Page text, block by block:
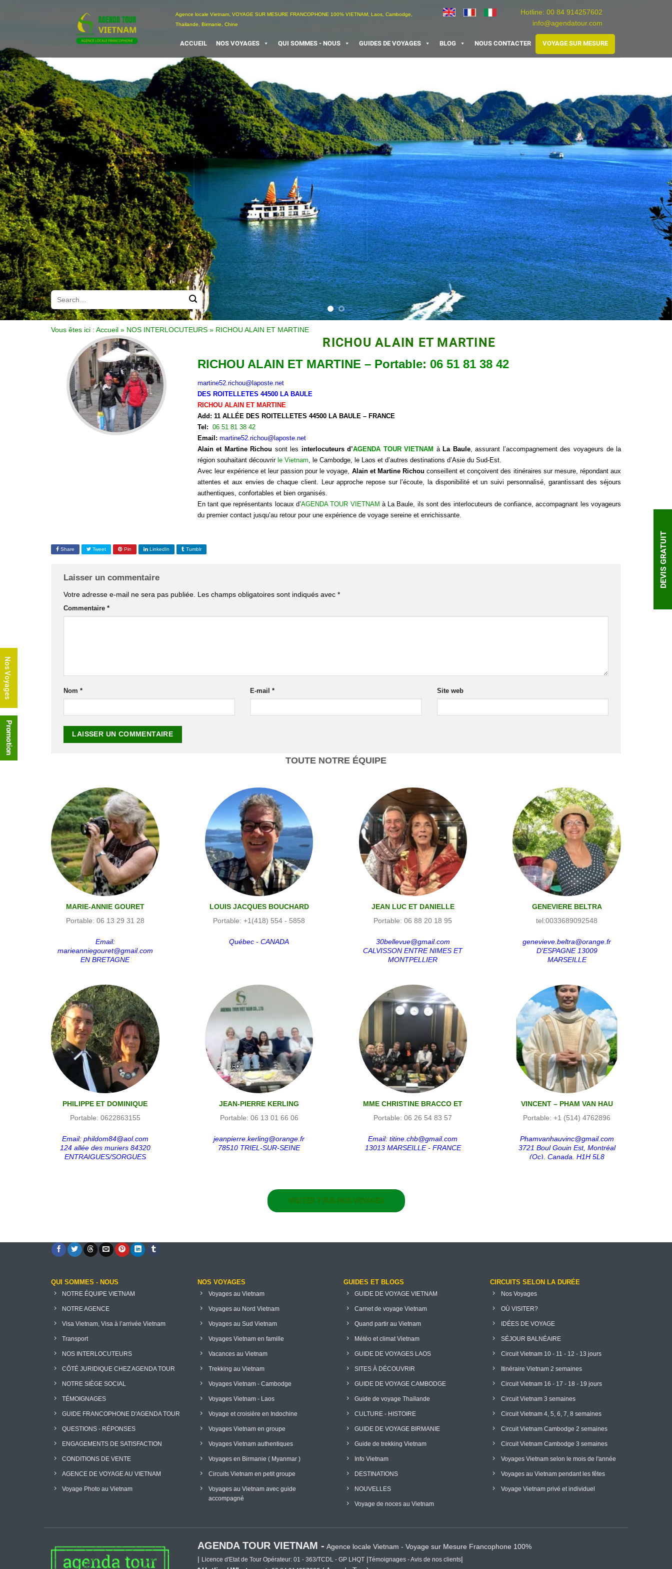
Agence locale Vietnam, VOYAGE SUR MESURE FRANCOPHONE 100% VIETNAM, Laos, Cambodge,
Thailande, Birmanie, Chine
voyage
au
Hotline:00 84 914257602
info@agendatour.com
ACCUEIL NOS VOYAGES QUI SOMMES - NOUS GUIDES DE VOYAGES BLOG NOUS CONTACTER VOYAGE SUR MESURE
Vous êtes ici : Accueil » NOS INTERLOCUTEURS » RICHOU ALAIN ET MARTINE
RICHOU ALAIN ET MARTINE
RICHOU ALAIN ET MARTINE – Portable: 06 51 81 38 42
martine52.richou@laposte.net
DES ROITELLETES 44500 LA BAULE
RICHOU ALAIN ET MARTINE
Add: 11 ALLÉE DES ROITELLETES 44500 LA BAULE – FRANCE
Tel: 06 51 81 38 42
Email: martine52.richou@laposte.net
Alain et Martine Richou sont les interlocuteurs d’AGENDA TOUR VIETNAM à La Baule, assurant l’accompagnement des voyageurs de la
région souhaitant découvrir le Vietnam, le Cambodge, le Laos et d’autres destinations d’Asie du Sud-Est.
Avec leur expérience et leur passion pour le voyage, Alain et Martine Richou conseillent et conçoivent des itinéraires sur mesure, répondant aux
attentes et aux envies de chaque client. Leur approche repose sur l’écoute, la disponibilité et un suivi personnalisé, garantissant des séjours
authentiques, confortables et bien organisés.
En tant que représentants locaux d’AGENDA TOUR VIETNAM à La Baule, ils sont des interlocuteurs de confiance, accompagnant les voyageurs
du premier contact jusqu’au retour pour une expérience de voyage sereine et enrichissante.
Share Tweet Pin LinkedIn Tumblr
Laisser un commentaire
Votre adresse e-mail ne sera pas publiée. Les champs obligatoires sont indiqués avec *
Commentaire *
Nom * E-mail* Site web
TOUTE NOTRE ÉQUIPE
MARIE-ANNIE GOURET
Portable: 06 13 29 31 28
Email:
marieanniegouret@gmail.com
EN BRETAGNE
LOUIS JACQUES BOUCHARD
Portable: +1(418) 554 - 5858
Québec - CANADA
JEAN LUC ET DANIELLE
Portable: 06 88 20 18 95
30bellevue@gmail.com
CALVISSON ENTRE NIMES ET
MONTPELLIER
GENEVIERE BELTRA
tel:0033689092548
genevieve.beltra@orange.fr
D'ESPAGNE 13009
MARSEILLE
PHILIPPE ET DOMINIQUE
BOULARD
Portable: 0622863155
Email: phildom84@aol.com
124 allée des muriers 84320
ENTRAIGUES/SORGUES
JEAN-PIERRE KERLING
Portable: 06 13 01 66 06
jeanpierre.kerling@orange.fr
78510 TRIEL-SUR-SEINE
MME CHRISTINE BRACCO ET
MR DESROSIERS JEAN
Portable: 06 26 54 83 57
Email:titine.chb@gmail.com
13013 MARSEILLE - FRANCE
VINCENT – PHAM VAN HAU
Portable: +1 (514) 4762896
Phamvanhauvinc@gmail.com
3721 Boul Gouin Est, Montréal
(Qc), Canada. H1H 5L8
VISITER TOUS NOS VOYAGES
QUI SOMMES - NOUS
NOTRE ÉQUIPE VIETNAM
NOTRE AGENCE
Visa Vietnam, Visa à l’arrivée Vietnam
Transport
NOS INTERLOCUTEURS
CÔTÉ JURIDIQUE CHEZ AGENDA TOUR
NOTRE SIÈGE SOCIAL
TÉMOIGNAGES
GUIDE FRANCOPHONE D'AGENDA TOUR
QUESTIONS - RÉPONSES
ENGAGEMENTS DE SATISFACTION
CONDITIONS DE VENTE
AGENCE DE VOYAGE AU VIETNAM
Voyage Photo au Vietnam
NOS VOYAGES
Voyages au Vietnam
Voyages au Nord Vietnam
Voyages au Sud Vietnam
Voyages Vietnam en famille
Vacances au Vietnam
Trekking au Vietnam
Voyages Vietnam - Cambodge
Voyages Vietnam - Laos
Voyage et croisière en Indochine
Voyages Vietnam en groupe
Voyages Vietnam authentiques
Voyages en Birmanie ( Myanmar )
Circuits Vietnam en petit groupe
Voyages au Vietnam avec guide
accompagné
GUIDES ET BLOGS
GUIDE DE VOYAGE VIETNAM
Carnet de voyage Vietnam
Quand partir au Vietnam
Météo et climat Vietnam
GUIDE DE VOYAGES LAOS
SITES À DÉCOUVRIR
GUIDE DE VOYAGE CAMBODGE
Guide de voyage Thaïlande
CULTURE - HISTOIRE
GUIDE DE VOYAGE BIRMANIE
Guide de trekking Vietnam
Info Vietnam
DESTINATIONS
NOUVELLES
Voyage de noces au Vietnam
CIRCUITS SELON LA DURÉE
Nos Voyages
OÙ VISITER?
IDÉES DE VOYAGE
SÉJOUR BALNÉAIRE
Circuit Vietnam 10 - 11 - 12 - 13 jours
Itinéraire Vietnam 2 semaines
Circuit Vietnam 16 - 17 - 18 - 19 jours
Circuit Vietnam 3 semaines
Circuit Vietnam 4, 5, 6, 7, 8 semaines
Circuit Vietnam Cambodge 2 semaines
Circuit Vietnam Cambodge 3 semaines
Voyages Vietnam selon le mois de l'année
Voyages au Vietnam pendant les fêtes
Voyage Vietnam privé et individuel
AGENDA TOUR VIETNAM - Agence locale Vietnam - Voyage sur Mesure Francophone 100%
| Licence d'Etat de Tour Opérateur: 01 - 363/TCDL - GP LHQT|Témoignages - Avis de nos clients|
DEVIS GRATUIT
Nos Voyages